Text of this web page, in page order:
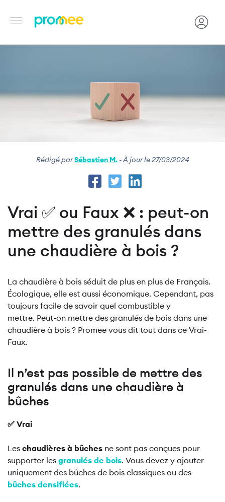
principal
Rédigé parSébastien M.- À jour le 27/03/2024
Vrai ✅ ou Faux ❌ : peut-on
mettre des granulés dans
une chaudière à bois ?
La chaudière à bois séduit de plus en plus de Français.
Écologique, elle est aussi économique. Cependant, pas
toujours facile de savoir quel combustible y
mettre. Peut-on mettre des granulés de bois dans une
chaudière à bois ? Promee vous dit tout dans ce Vrai-
Faux.
Il n’est pas possible de mettre des
granulés dans une chaudière à
bûches
✅ Vrai
Les chaudières à bûches ne sont pas conçues pour
supporter les granulés de bois. Vous devez y ajouter
uniquement des bûches de bois classiques ou des
bûches densifiées.